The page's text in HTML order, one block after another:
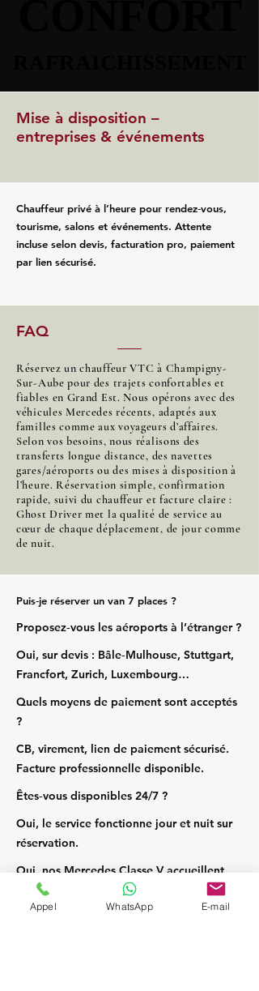
Mise à disposition –
entreprises & événements
Chauffeur privé à l’heure pour rendez‑vous,
tourisme, salons et événements. Attente
incluse selon devis, facturation pro, paiement
par lien sécurisé.
FAQ
Réservez un chauffeur VTC à Champigny-
Sur-Aube pour des trajets confortables et
fiables en Grand Est. Nous opérons avec des
véhicules Mercedes récents, adaptés aux
familles comme aux voyageurs d’affaires.
Selon vos besoins, nous réalisons des
transferts longue distance, des navettes
gares/aéroports ou des mises à disposition à
l’heure. Réservation simple, confirmation
rapide, suivi du chauffeur et facture claire :
Ghost Driver met la qualité de service au
cœur de chaque déplacement, de jour comme
de nuit.
Puis‑je réserver un van 7 places ?
Proposez‑vous les aéroports à l’étranger ?
Oui, sur devis : Bâle‑Mulhouse, Stuttgart,
Francfort, Zurich, Luxembourg…
Quels moyens de paiement sont acceptés
?
CB, virement, lien de paiement sécurisé.
Facture professionnelle disponible.
Êtes‑vous disponibles 24/7 ?
Oui, le service fonctionne jour et nuit sur
réservation.
Oui, nos Mercedes Classe V accueillent
jusqu’à 7 passagers et leurs bagages.
Appel WhatsApp E-mail